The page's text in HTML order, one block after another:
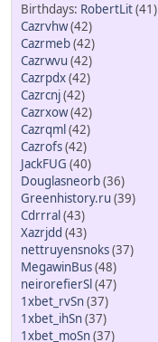
RobertLit(41)
Cazrvhw(42)
Cazrmeb(42)
Cazrwvu (42)
Cazrpdx(42)
Cazrcnj(42)
Cazrxow(42)
Cazrqml (42)
Cazrofs(42)
JackFUG (40)
Douglasneorb(36)
Greenhistory.ru (39)
Cdrrral (43)
Xazrjdd (43)
nettruyensnoks(37)
MegawinBus(48)
neirorefierSl (47)
1xbet_rvSn(37)
1xbet_ihSn(37)
1xbet_moSn(37)